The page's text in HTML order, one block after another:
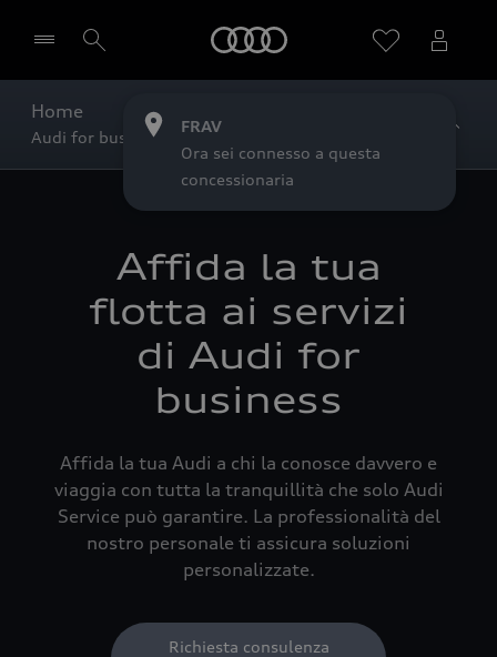
FRAV
Ora sei connesso a questa
concessionaria
FRAV
Home
Audi for business
Affida la tua
flotta ai servizi
di Audi for
business
Affida la tua Audi a chi la conosce davvero e
viaggia con tutta la tranquillità che solo Audi
Service può garantire. La professionalità del
nostro personale ti assicura soluzioni
personalizzate.
Richiesta consulenza